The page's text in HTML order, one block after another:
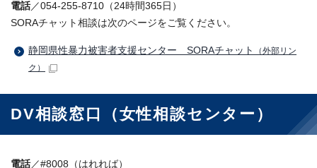
電話／054-255-8710（24時間365日）
SORAチャット相談は次のページをご覧ください。
静岡県性暴力被害者支援センター SORAチャット
（外部リン
ク）
DV相談窓口（女性相談センター）
電話／#8008（はれれば）